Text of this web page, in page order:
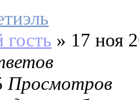
» 17 ноя
Просмотров